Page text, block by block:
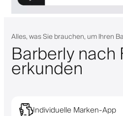
Alles, was Sie brauchen, um Ihren
Barberly nach
erkunden
Individuelle Marken-App